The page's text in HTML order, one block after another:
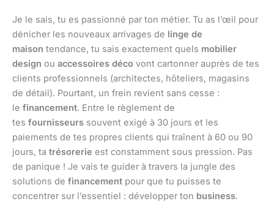
Je le sais, tu es passionné par ton métier. Tu as l’œil pour
dénicher les nouveaux arrivages de linge de
maison tendance, tu sais exactement quels mobilier
design ou accessoires déco vont cartonner auprès de tes
clients professionnels (architectes, hôteliers, magasins
de détail). Pourtant, un frein revient sans cesse :
le financement. Entre le règlement de
tes fournisseurs souvent exigé à 30 jours et les
paiements de tes propres clients qui traînent à 60 ou 90
jours, ta trésorerie est constamment sous pression. Pas
de panique ! Je vais te guider à travers la jungle des
solutions de financement pour que tu puisses te
concentrer sur l’essentiel : développer ton business.